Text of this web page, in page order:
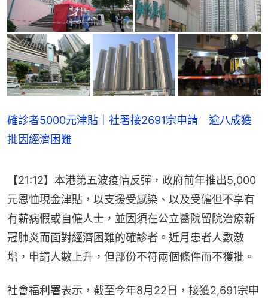
確診者5000元津貼｜社署接2691宗申請 逾八成獲
批因經濟困難
【21:12】本港第五波疫情反彈，政府前年推出5,000
元恩恤現金津貼，以支援受感染、以及受僱但不享有
有薪病假或自僱人士，並因須在公立醫院留院治療新
冠肺炎而面對經濟困難的確診者。近月患者人數激
增，申請人數上升，但部份不符兩個條件而不獲批。
社會福利署表示，截至今年8月22日，接獲2,691宗申